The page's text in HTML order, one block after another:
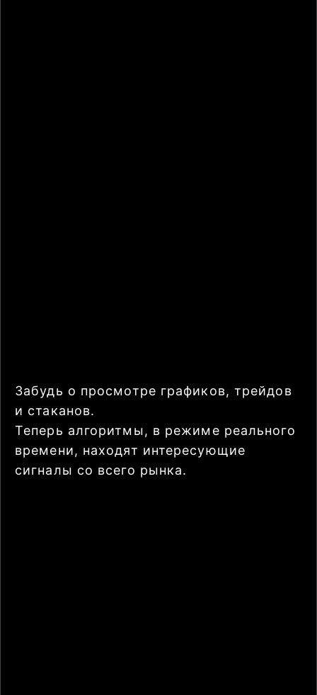
Забудь о просмотре графиков, трейдов
и стаканов.
Теперь алгоритмы, в режиме реального
времени, находят интересующие
сигналы со всего рынка.